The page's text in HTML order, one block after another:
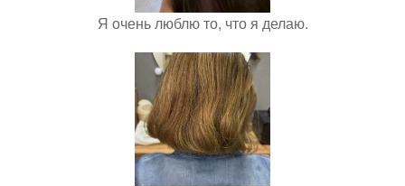
Я очень люблю то, что я делаю.